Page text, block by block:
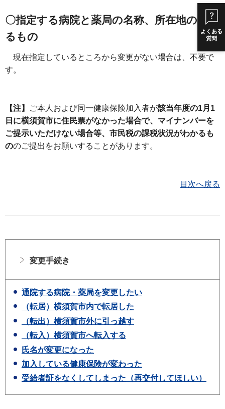
よくある
質問
〇指定する病院と薬局の名称、所在地のわか
るもの
現在指定しているところから変更がない場合は、不要で
す。
【注】 ご本人および同一健康保険加入者が該当年度の1月1
日に横須賀市に住民票がなかった場合で、マイナンバーを
ご提示いただけない場合等、市民税の課税状況がわかるも
ののご提出をお願いすることがあります。
目次へ戻る
変更手続き
通院する病院・薬局を変更したい
（転居）横須賀市内で転居した
（転出）横須賀市外に引っ越す
（転入）横須賀市へ転入する
氏名が変更になった
加入している健康保険が変わった
受給者証をなくしてしまった（再交付してほしい）